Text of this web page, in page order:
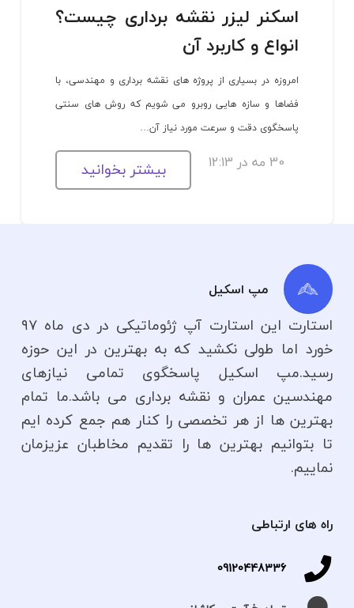
اسکنر لیزر نقشه برداری چیست؟
انواع و کاربرد آن
امروزه در بسیاری از پروژه های نقشه برداری و مهندسی، با
فضاها و سازه هایی روبرو می شویم که روش های سنتی
پاسخگوی دقت و سرعت مورد نیاز آن…
30 مه در 12:13 بیشتر بخوانید
مپ اسکیل
استارت این استارت آپ ژئوماتیکی در دی ماه ۹۷
خورد اما طولی نکشید که به بهترین در این حوزه
رسید.مپ اسکیل پاسخگوی تمامی نیازهای
مهندسین عمران و نقشه برداری می باشد.ما تمام
بهترین ها از هر تخصصی را کنار هم جمع کرده ایم
تا بتوانیم بهترین ها را تقدیم مخاطبان عزیزمان
نماییم.
راه های ارتباطی
09120448336